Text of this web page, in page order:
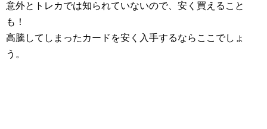
意外とトレカでは知られていないので、安く買えること
も！
高騰してしまったカードを安く入手するならここでしょ
う。